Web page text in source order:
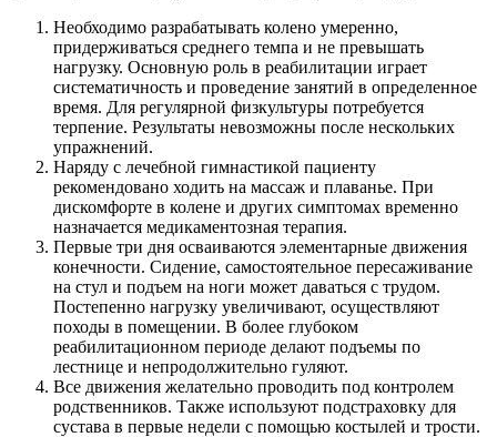
Необходимо разрабатывать колено умеренно,
придерживаться среднего темпа и не превышать
нагрузку. Основную роль в реабилитации играет
систематичность и проведение занятий в определенное
время. Для регулярной физкультуры потребуется
терпение. Результаты невозможны после нескольких
упражнений.
Наряду с лечебной гимнастикой пациенту
рекомендовано ходить на массаж и плаванье. При
дискомфорте в колене и других симптомах временно
назначается медикаментозная терапия.
Первые три дня осваиваются элементарные движения
конечности. Сидение, самостоятельное пересаживание
на стул и подъем на ноги может даваться с трудом.
Постепенно нагрузку увеличивают, осуществляют
походы в помещении. В более глубоком
реабилитационном периоде делают подъемы по
лестнице и непродолжительно гуляют.
Все движения желательно проводить под контролем
родственников. Также используют подстраховку для
сустава в первые недели с помощью костылей и трости.